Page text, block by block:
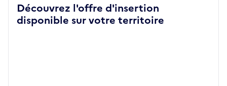
Découvrez l'offre d'insertion
disponible sur votre territoire